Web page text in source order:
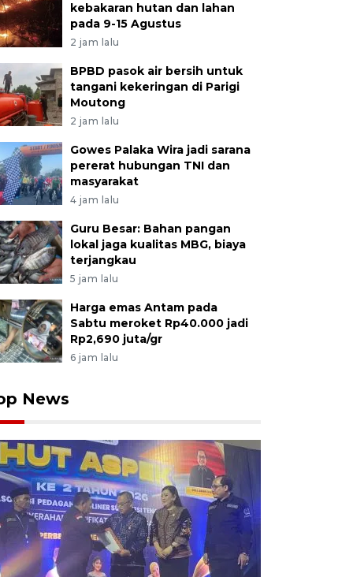
kebakaran hutan dan lahan
pada 9-15 Agustus
2 jam lalu
BPBD pasok air bersih untuk
tangani kekeringan di Parigi
Moutong
2 jam lalu
Gowes Palaka Wira jadi sarana
pererat hubungan TNI dan
masyarakat
4 jam lalu
Guru Besar: Bahan pangan
lokal jaga kualitas MBG, biaya
terjangkau
5 jam lalu
Harga emas Antam pada
Sabtu meroket Rp40.000 jadi
Rp2,690 juta/gr
6 jam lalu
News